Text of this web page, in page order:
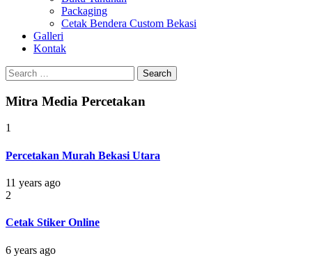
Packaging
Cetak Bendera Custom Bekasi
Galleri
Kontak
Search
for:
Mitra Media Percetakan
1
Percetakan Murah Bekasi Utara
11 years ago
2
Cetak Stiker Online
6 years ago